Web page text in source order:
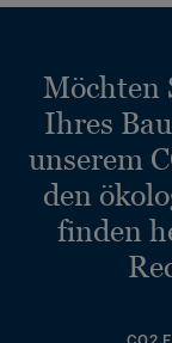
Möchten
Ihres
unserem
den
finden